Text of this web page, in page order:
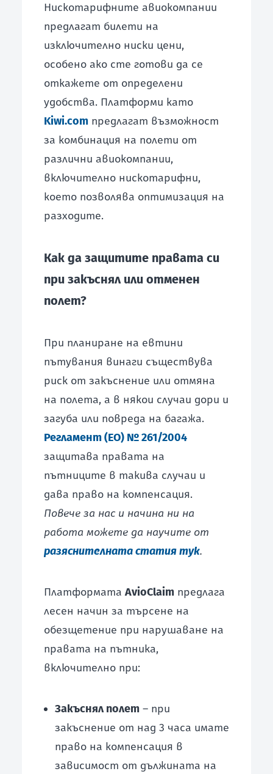
Нискотарифните авиокомпании
предлагат билети на
изключително ниски цени,
особено ако сте готови да се
откажете от определени
удобства. Платформи като
Kiwi.com предлагат възможност
за комбинация на полети от
различни авиокомпании,
включително нискотарифни,
което позволява оптимизация на
разходите.
Как да защитите правата си
при закъснял или отменен
полет?
При планиране на евтини
пътувания винаги съществува
риск от закъснение или отмяна
на полета, а в някои случаи дори и
загуба или повреда на багажа.
Регламент (ЕО) № 261/2004
защитава правата на
пътниците в такива случаи и
дава право на компенсация.
Повече за нас и начина ни на
работа можете да научите от
разяснителната статия тук.
Платформата AvioClaim предлага
лесен начин за търсене на
обезщетение при нарушаване на
правата на пътника,
включително при:
Закъснял полет – при
закъснение от над 3 часа имате
право на компенсация в
зависимост от дължината на